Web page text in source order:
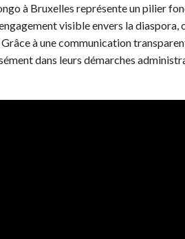
à Bruxelles représente un pilier
visible envers la
à une communication
dans leurs démarches